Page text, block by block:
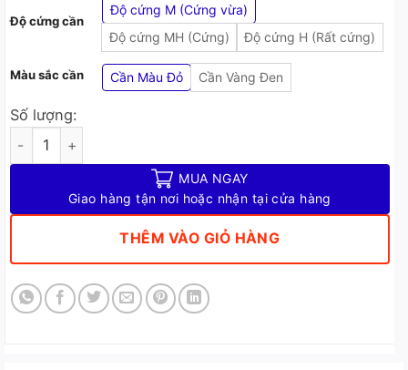
Độ cứng cần
Độ cứng M (Cứng vừa)
Độ cứng MH (Cứng)
Độ cứng H (Rất cứng)
Màu sắc cần Cần Màu Đỏ Cần Vàng Đen
Số lượng:
Bộ Cần Câu Lure Cheap LK Máy Daiwa MG – Bộ 2 Sản Phẩm
MUA NGAY
Giao hàng tận nơi hoặc nhận tại cửa hàng
THÊM VÀO GIỎ HÀNG